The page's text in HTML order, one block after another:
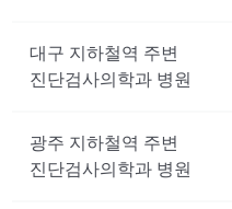
대구 지하철역 주변
진단검사의학과 병원
광주 지하철역 주변
진단검사의학과 병원